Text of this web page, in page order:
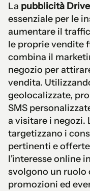
La pubblicità
essenziale per le
aumentare il
le proprie vendite
combina il
negozio per
vendita.
geolocalizzate,
SMS
a visitare i negozi.
targetizzano i
pertinenti e
l'interesse online
svolgono un ruolo
promozioni ed